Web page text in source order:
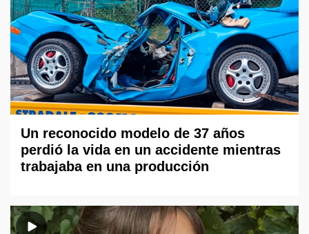
Un reconocido modelo de 37 años
perdió la vida en un accidente mientras
trabajaba en una producción